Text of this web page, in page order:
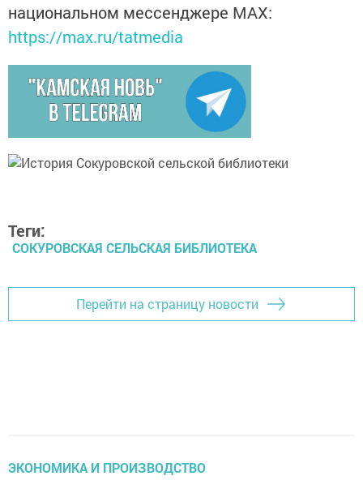
национальном мессенджере MАХ:
https://max.ru/tatmedia
Теги:
СОКУРОВСКАЯ СЕЛЬСКАЯ БИБЛИОТЕКА
Перейти на страницу новости
ЭКОНОМИКА И ПРОИЗВОДСТВО